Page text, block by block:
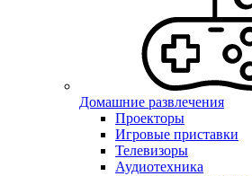
Домашние развлечения
Проекторы
Игровые приставки
Телевизоры
Аудиотехника